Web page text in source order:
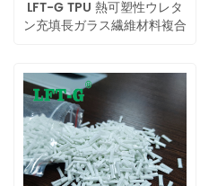
LFT-G TPU 熱可塑性ウレタ
ン充填長ガラス繊維材料複合